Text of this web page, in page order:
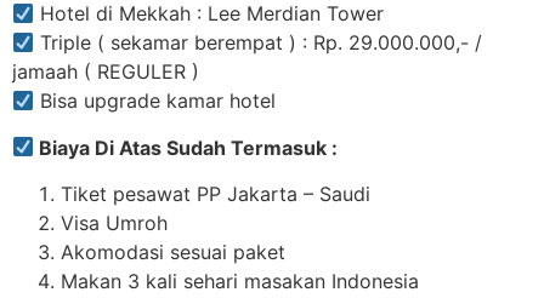
Hotel di Mekkah : Lee Merdian Tower
Triple ( sekamar berempat ) : Rp. 29.000.000,- /
jamaah ( REGULER )
Bisa upgrade kamar hotel
Biaya Di Atas Sudah Termasuk :
Tiket pesawat PP Jakarta – Saudi
Visa Umroh
Akomodasi sesuai paket
Makan 3 kali sehari masakan Indonesia